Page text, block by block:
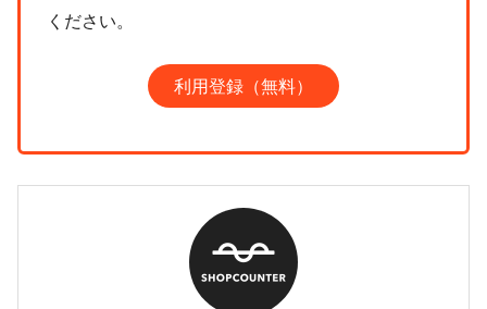
ください。
利用登録（無料）